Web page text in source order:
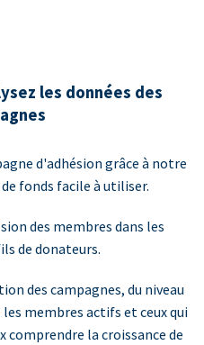
les données des
d'adhésion grâce à notre
fonds facile à utiliser.
des membres dans les
de donateurs.
des campagnes, du niveau
les membres actifs et ceux qui
comprendre la croissance de